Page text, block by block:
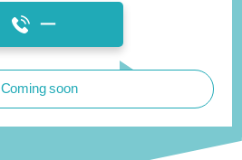
ー
Coming soon